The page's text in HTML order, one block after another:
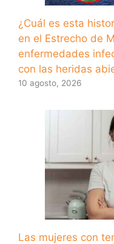
¿Cuál es esta
en el Estrecho de
enfermedades
con las heridas
10 agosto, 2026
Las mujeres con